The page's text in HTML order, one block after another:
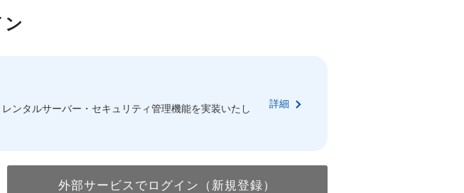
ドメイン一括検索
WHOIS検索
バリュードメインAPI
以下でもログイン可能
以下でも登録可能
ン
ンタルサーバー・セキュリティ管理機能を実装いたし
詳細
外部サービスでログイン（新規登録）